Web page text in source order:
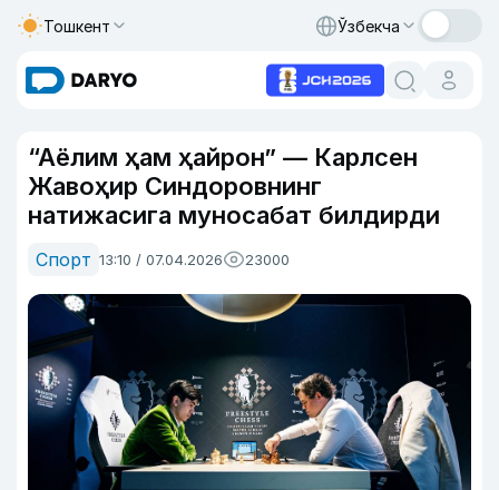
Тошкент Ўзбекча
“Аёлим ҳам ҳайрон” — Карлсен
Жавоҳир Синдоровнинг
натижасига муносабат билдирди
Спорт 13:10 / 07.04.2026 23000